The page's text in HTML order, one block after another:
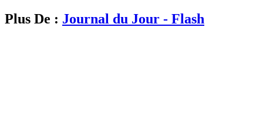
Plus De : Journal du Jour - Flash